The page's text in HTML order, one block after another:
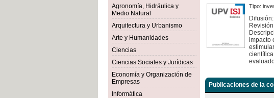
Agronomía, Hidráulica y
Medio Natural
Arquitectura y Urbanismo
Arte y Humanidades
Ciencias
Ciencias Sociales y Jurídicas
Economía y Organización de
Empresas
Informática
Tipo:
impacto
Publicaciones de la